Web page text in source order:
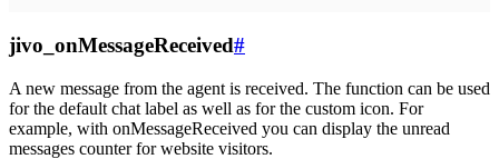
jivo_onMessageReceived#
A new message from the agent is received. The function can be used
for the default chat label as well as for the custom icon. For
example, with onMessageReceived you can display the unread
messages counter for website visitors.